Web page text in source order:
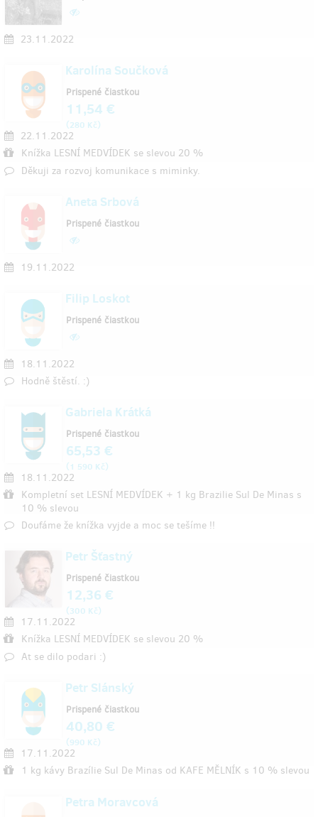
23.11.2022
Karolína Součková
22.11.2022
Knížka LESNÍ MEDVÍDEK se slevou 20 %
Děkuji za rozvoj komunikace s miminky.
Prispené čiastkou
11,54 €
(280 Kč)
Aneta Srbová
19.11.2022
Prispené čiastkou
Filip Loskot
18.11.2022
Hodně štěstí. :)
Prispené čiastkou
Gabriela Krátká
18.11.2022
Kompletní set LESNÍ MEDVÍDEK + 1 kg Brazilie Sul De Minas s
10 % slevou
Doufáme že knížka vyjde a moc se tešíme !!
Prispené čiastkou
65,53 €
(1 590 Kč)
Petr Šťastný
17.11.2022
Knížka LESNÍ MEDVÍDEK se slevou 20 %
At se dilo podari :)
Prispené čiastkou
12,36 €
(300 Kč)
Petr Slánský
17.11.2022
1 kg kávy Brazílie Sul De Minas od KAFE MĚLNÍK s 10 % slevou
Prispené čiastkou
40,80 €
(990 Kč)
Petra Moravcová